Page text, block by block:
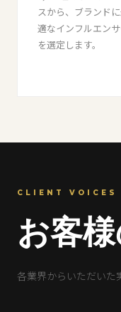
スから、ブランド
適なインフルエン
を選定します。
CLIENT VOICES
お客
各業界からいただいた